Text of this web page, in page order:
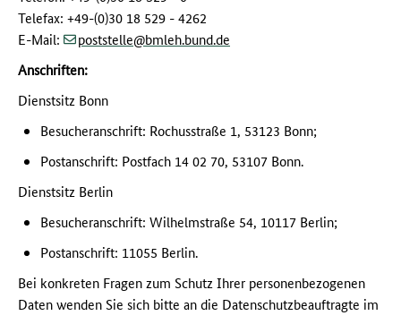
Telefax: +49-(0)30 18 529 - 4262
E-Mail:
poststelle (at)
bmleh.bund(dot)
de
Anschriften:
Dienstsitz Bonn
Besucheranschrift: Rochusstraße 1, 53123 Bonn;
Postanschrift: Postfach 14 02 70, 53107 Bonn.
Dienstsitz Berlin
Besucheranschrift: Wilhelmstraße 54, 10117 Berlin;
Postanschrift: 11055 Berlin.
Bei konkreten Fragen zum Schutz Ihrer personenbezogenen
Daten wenden Sie sich bitte an die Datenschutzbeauftragte im